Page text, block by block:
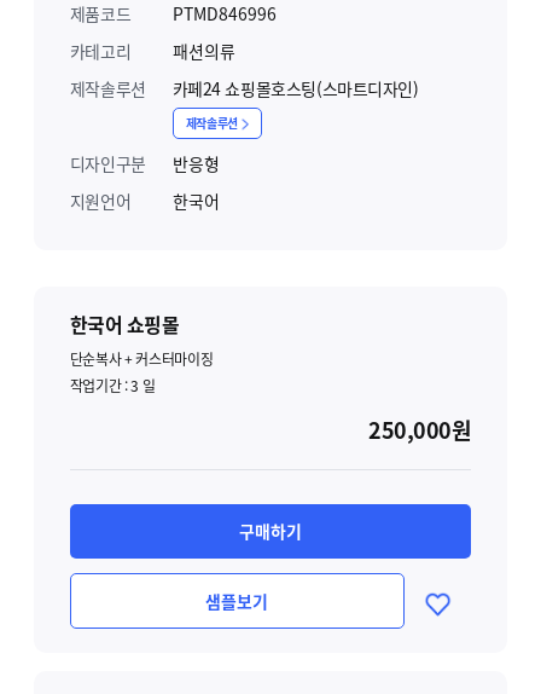
제품코드
PTMD846996
카테고리
패션의류
제작솔루션
카페24 쇼핑몰호스팅(스마트디자인)
제작솔루션
디자인구분
반응형
지원언어
한국어
한국어 쇼핑몰
단순복사 + 커스터마이징
작업기간 :3 일
250,000원
구매하기
샘플보기